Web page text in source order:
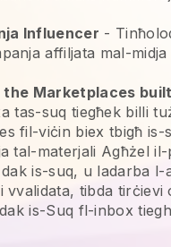
Influencer -
affiljata mal-midja
the Marketplaces
tas-suq tiegħek billi
fil-viċin biex tbigħ is-
tal-materjali Agħżel
is-suq, u ladarba l-
vvalidata, tibda tirċievi
dak is-Suq fl-inbox